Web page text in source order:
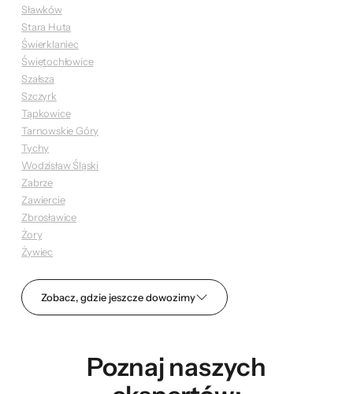
Sławków
Stara Huta
Świerklaniec
Świętochłowice
Szałsza
Szczyrk
Tąpkowice
Tarnowskie Góry
Tychy
Wodzisław Śląski
Zabrze
Zawiercie
Zbrosławice
Żory
Żywiec
Zobacz, gdzie jeszcze dowozimy
Poznaj naszych